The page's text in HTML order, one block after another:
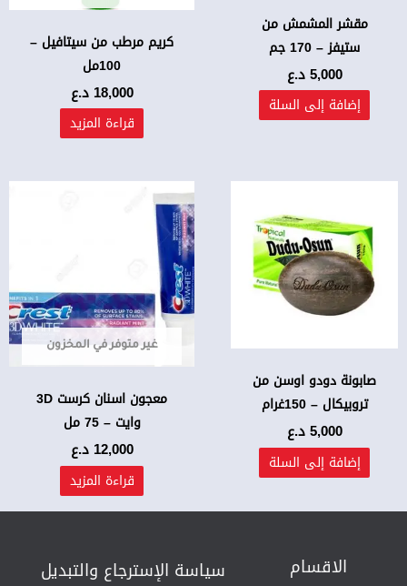
مقشر المشمش من
ستيفز – 170 جم
5,000د.ع
إضافة إلى السلة
كريم مرطب من سيتافيل –
100مل
18,000 د.ع
قراءة المزيد
صابونة دودو اوسن من
تروبيكال – 150غرام
5,000د.ع
إضافة إلى السلة
غير متوفر في المخزون
معجون اسنان كرست 3D
وايت – 75 مل
12,000 د.ع
قراءة المزيد
الاقسام سياسة الإسترجاع والتبديل​